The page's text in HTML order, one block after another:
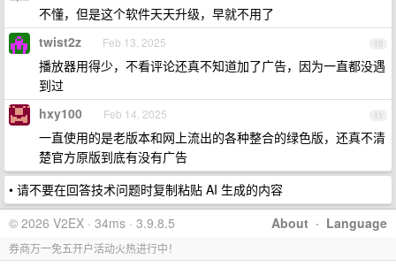
不懂，但是这个软件天天升级，早就不用了
10
twist2z Feb 13, 2025
播放器用得少，不看评论还真不知道加了广告，因为一直都没遇
到过
11
hxy100 Feb 14, 2025
一直使用的是老版本和网上流出的各种整合的绿色版，还真不清
楚官方原版到底有没有广告
• 请不要在回答技术问题时复制粘贴 AI 生成的内容
About · Language
© 2026 V2EX · 34ms · 3.9.8.5
券商万一免五开户活动火热进行中！